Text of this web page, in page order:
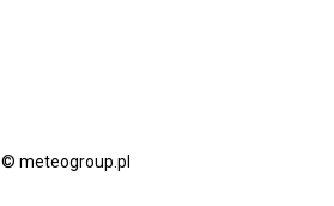
© meteogroup.pl